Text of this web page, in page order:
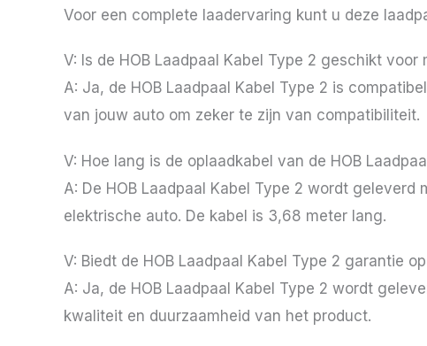
Voor een complete laadervaring kunt u deze
V: Is de HOB Laadpaal Kabel Type 2 geschikt voor
A: Ja, de HOB Laadpaal Kabel Type 2 is
van jouw auto om zeker te zijn van compatibiliteit.
V: Hoe lang is de oplaadkabel van de HOB
A: De HOB Laadpaal Kabel Type 2 wordt
elektrische auto. De kabel is 3,68 meter lang.
V: Biedt de HOB Laadpaal Kabel Type 2 garantie
A: Ja, de HOB Laadpaal Kabel Type 2 wordt
kwaliteit en duurzaamheid van het product.